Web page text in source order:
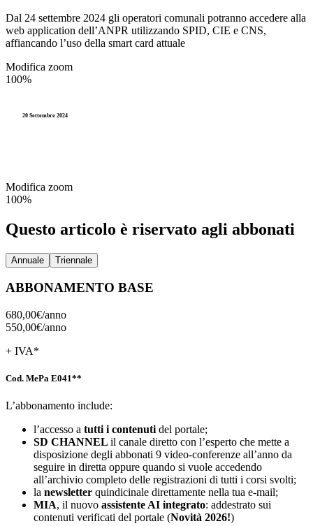
Dal 24 settembre 2024 gli operatori comunali potranno accedere alla
web application dell’ANPR utilizzando SPID, CIE e CNS,
affiancando l’uso della smart card attuale
Modifica zoom
100%
20 Settembre 2024
Modifica zoom
100%
Questo articolo è riservato agli abbonati
Annuale Triennale
ABBONAMENTO BASE
680,00€/anno
550,00€/anno
+ IVA*
Cod. MePa E041**
L’abbonamento include:
l’accesso a tutti i contenutidel portale;
SD CHANNEL il canale diretto con l’esperto che mette a
disposizione degli abbonati 9 video-conferenze all’anno da
seguire in diretta oppure quando si vuole accedendo
all’archivio completo delle registrazioni di tutti i corsi svolti;
la newsletter quindicinale direttamente nella tua e-mail;
MIA, il nuovo assistente AI integrato: addestrato sui
contenuti verificati del portale (Novità 2026!)